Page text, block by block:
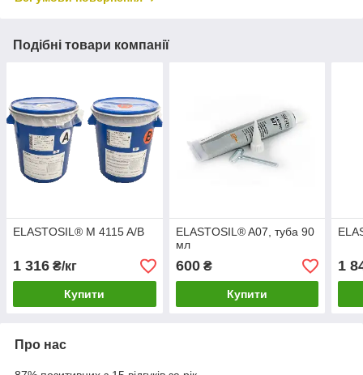
Подібні товари компанії
ELASTOSIL® M 4115 A/B
1 316 ₴/кг
Купити
ELASTOSIL® A07, туба 90
мл
600₴
Купити
1
Про нас